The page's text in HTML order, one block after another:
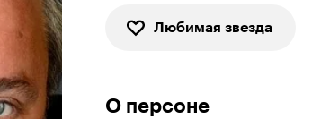
Любимая звезда
О персоне